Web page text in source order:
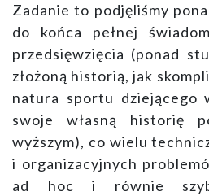
Zadanie to podjęliśmy
do końca pełnej
przedsięwzięcia (ponad
złożoną historią, jak
natura sportu dziejącego
swoje własną historię
wyższym), co wielu
i organizacyjnych
ad hoc i równie